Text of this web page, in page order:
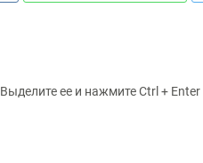
ее и нажмите Ctrl + Enter